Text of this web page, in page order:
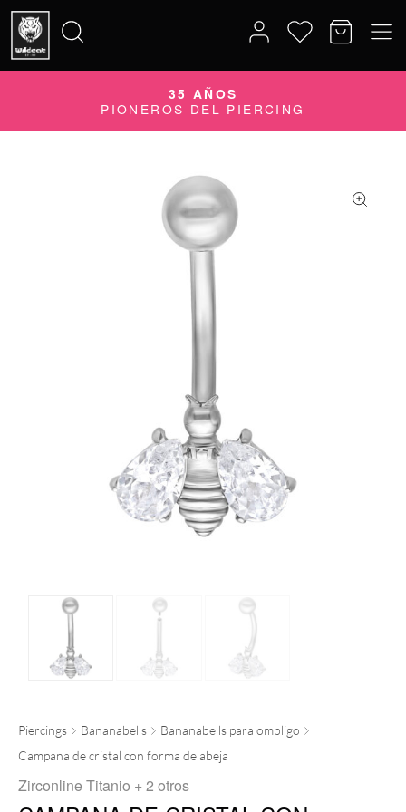
35 AÑOS
PIONEROS DEL PIERCING
Piercings Bananabells
Bananabells para ombligo
Campana de cristal con forma de abeja
Zirconline Titanio + 2 otros